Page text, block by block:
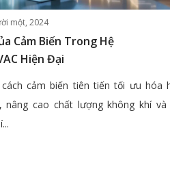
một, 2024
Cảm Biến Trong Hệ
Hiện Đại
cảm biến tiên tiến tối ưu hóa
nâng cao chất lượng không khí